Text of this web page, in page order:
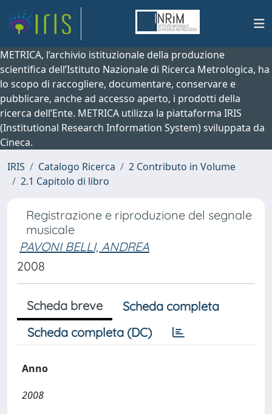
METRICA, l’archivio istituzionale della produzione
scientifica dell’Istituto Nazionale di Ricerca Metrologica, ha
lo scopo di raccogliere, documentare, conservare e
pubblicare, anche ad accesso aperto, i prodotti della
ricerca dell’Ente. METRICA utilizza la piattaforma IRIS
(Institutional Research Information System) sviluppata da
Cineca.
IRIS
Catalogo Ricerca
2 Contributo in Volume
2.1 Capitolo di libro
Registrazione e riproduzione del segnale
musicale
PAVONI BELLI, ANDREA
2008
Scheda breve
Scheda completa
Scheda completa (DC)
Anno
2008